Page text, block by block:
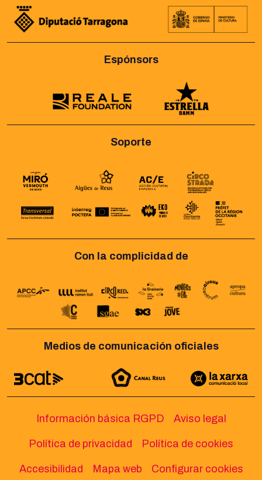
Espónsors
Soporte
Con la complicidad de
Medios de comunicación oficiales
Información básica RGPD Aviso legal
Política de privacidad Política de cookies
Accesibilidad Mapa web Configurar cookies